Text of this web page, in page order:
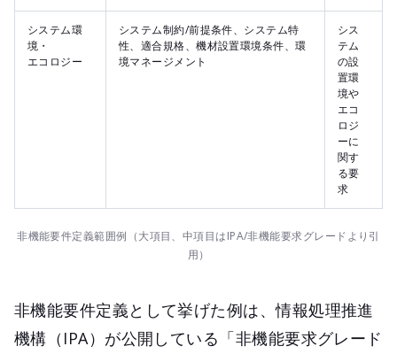
システム環
境・
エコロジー
システム制約/前提条件、システム特
性、適合規格、機材設置環境条件、環
境マネージメント
シス
テム
の設
置環
境や
エコ
ロジ
ーに
関す
る要
求
非機能要件定義範囲例（大項目、中項目はIPA/非機能要求グレードより引
用）
非機能要件定義として挙げた例は、情報処理推進
機構（IPA）が公開している「非機能要求グレード